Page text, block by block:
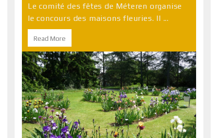
Le comité des fêtes de Méteren organise
le concours des maisons fleuries. Il ...
Read More